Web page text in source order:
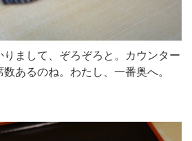
まして、ぞろぞろと。カウンター
あるのね。わたし、一番奥へ。